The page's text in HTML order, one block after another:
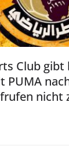
Club gibt
PUMA
nicht